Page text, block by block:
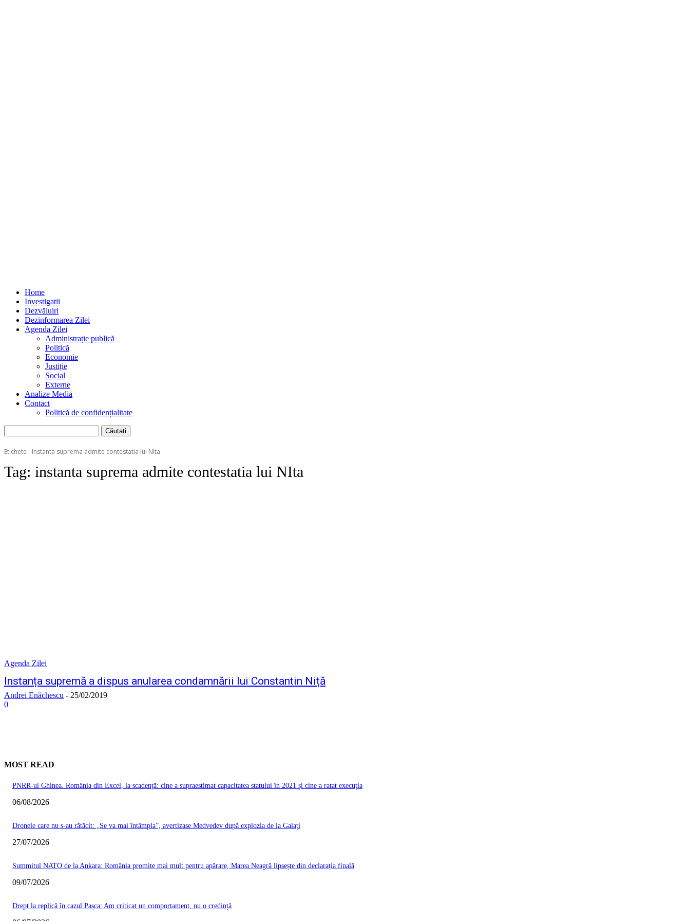
Home
Investigatii
Dezvăluiri
Dezinformarea Zilei
Agenda Zilei
Administrație publică
Politică
Economie
Justiție
Social
Externe
Analize Media
Contact
Politică de confidențialitate
Etichete Instanta suprema admite contestatia lui NIta
Tag: instanta suprema admite contestatia lui NIta
Agenda Zilei
Instanța supremă a dispus anularea condamnării lui Constantin Niță
Andrei Enăchescu - 25/02/2019
0
MOST READ
PNRR-ul Ghinea. România din Excel, la scadență: cine a supraestimat capacitatea statului în 2021 și cine a ratat execuția
06/08/2026
Dronele care nu s-au rătăcit: „Se va mai întâmpla”, avertizase Medvedev după explozia de la Galați
27/07/2026
Summitul NATO de la Ankara: România promite mai mult pentru apărare, Marea Neagră lipsește din declarația finală
09/07/2026
Drept la replică în cazul Pașca: Am criticat un comportament, nu o credință